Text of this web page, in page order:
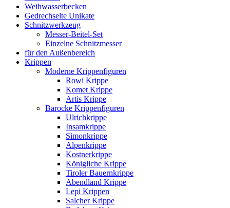
Weihwasserbecken
Gedrechselte Unikate
Schnitzwerkzeug
Messer-Beitel-Set
Einzelne Schnitzmesser
für den Außenbereich
Krippen
Moderne Krippenfiguren
Rowi Krippe
Komet Krippe
Artis Krippe
Barocke Krippenfiguren
Ulrichkrippe
Insamkrippe
Simonkrippe
Alpenkrippe
Kostnerkrippe
Königliche Krippe
Tiroler Bauernkrippe
Abendland Krippe
Lepi Krippen
Salcher Krippe